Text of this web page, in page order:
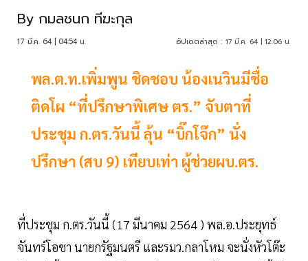
By กมลชนก ทีฆะกุล
17 มี.ค. 64 | 04:54 น. อัปเดตล่าสุด : 17 มี.ค. 64 | 12:06 น.
พล.ต.ท.เพิ่มพูน ชิดชอบ น้องเนวินมีชื่อ
ติดโผ “ที่ปรึกษาพิเศษ ตร.” จับตาที่
ประชุม ก.ตร.วันนี้ ลุ้น “บิ๊กโจ๊ก” นั่ง
ปรึกษา (สบ 9) เทียบเท่า ผู้ช่วยผบ.ตร.
ที่ประชุม ก.ตร.วันนี้ (17 มีนาคม 2564 ) พล.อ.ประยุทธ์
จันทร์โอชา นายกรัฐมนตรี และรมว.กลาโหม จะนั่งหัวโต๊ะ